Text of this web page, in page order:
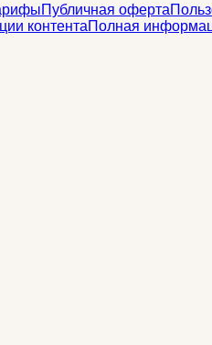
Публичная оферта
контентаПолная